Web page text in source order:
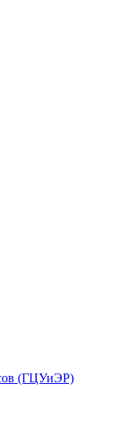
(ГЦУиЭР)